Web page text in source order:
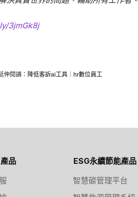
3jmGk8j
伸閱讀： 降低客訴ai工具｜ hr數位員工
品
ESG永續節能產品
智慧碳管理平台